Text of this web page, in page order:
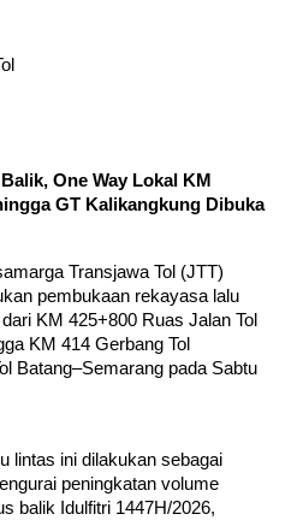
One Way Lokal KM
GT Kalikangkung Dibuka
Transjawa Tol (JTT)
pembukaan rekayasa lalu
KM 425+800 Ruas Jalan Tol
KM 414 Gerbang Tol
Batang–Semarang pada Sabtu
lintas ini dilakukan sebagai
peningkatan volume
balik Idulfitri 1447H/2026,